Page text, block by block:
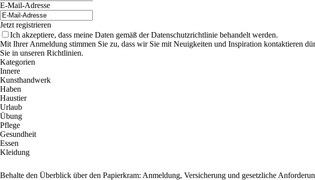
E-Mail-Adresse
Jetzt registrieren
Ich akzeptiere, dass meine Daten gemäß der Datenschutzrichtlinie behandelt werden.
Mit Ihrer Anmeldung stimmen Sie zu, dass wir Sie mit Neuigkeiten und Inspiration kontaktieren
Sie in unseren Richtlinien.
Kategorien
Innere
Kunsthandwerk
Haben
Haustier
Urlaub
Übung
Pflege
Gesundheit
Essen
Kleidung
Behalte den Überblick über den Papierkram: Anmeldung, Versicherung und gesetzliche